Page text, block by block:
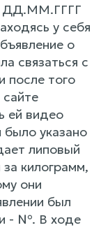
ДД.ММ.ГГГГ
у себя
о
связаться с
после того
ей видео
указано
липовый
килограмм,
они
был
- №. В ходе